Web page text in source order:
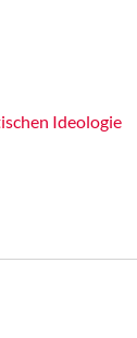
Ideologie